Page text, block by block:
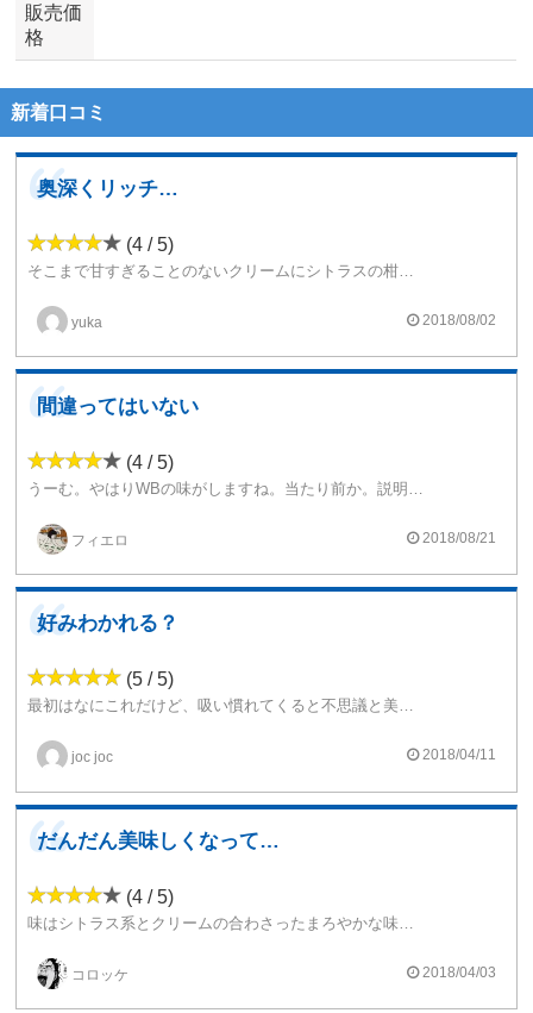
販売価
格
新着口コミ
奥深くリッチ…
(4 / 5)
そこまで甘すぎることのないクリームにシトラスの柑橘系の苦味が上手くミックスされて、上品な味になってます。
yuka 2018/08/02
間違ってはいない
(4 / 5)
説明文にはシトラス・レモン・洋酒とありますがほとんど味としては感じません。あくまでもらこれらはクリームの味のバランスを取る為に選択されたものだと思います。シトラス・レモン・洋酒味を間違えても期待してはいけません。メインはクリームです。その他の要素はBWのクリームにあるベタッとした部分を抑える為に消極的に選ばれたものでしょう。
ただこの要素に気付いてしまうとどうして面白いリキッドになってしまうところが不思議なところ。確かにいるんですよ。この微妙なさじ加減で味が感じられるのは流石だと思います。ただやり過ぎなくらい分かりにく過ぎます。
初めはブラックバードv２の下位互換かと思ってましたがそうでもなさそうです。ただWBとしては何か物足りない感も残りました。3.5くらいかな。
取扱いがなくなったところを見るとやっぱり下位互換だったのかも。
フィエロ 2018/08/21
好みわかれる？
(5 / 5)
最初はなにこれだけど、吸い慣れてくると不思議と美味しい。
joc joc 2018/04/11
だんだん美味しくなってきた
(4 / 5)
味はシトラス系とクリームの合わさったまろやかな味。初めは可もなく不可もなしって感じだったんですが、吸っていくうちにハマりました。チェーンしてもくどくないので良いですね。美味しいです。
コロッケ 2018/04/03